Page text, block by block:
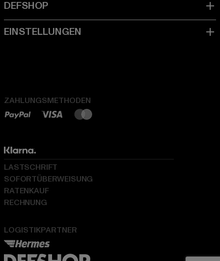
ZAHLUNGSMETHODEN
LOGISTIKPARTNER
LASTSCHRIFT
SOFORTÜBERWEISUNG
RATENKAUF
RECHNUNG